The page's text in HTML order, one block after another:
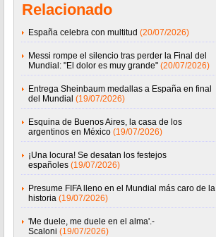
Relacionado
España celebra con multitud (20/07/2026)
Messi rompe el silencio tras perder la Final del
Mundial: "El dolor es muy grande" (20/07/2026)
Entrega Sheinbaum medallas a España en final
del Mundial (19/07/2026)
Esquina de Buenos Aires, la casa de los
argentinos en México (19/07/2026)
¡Una locura! Se desatan los festejos
españoles (19/07/2026)
Presume FIFA lleno en el Mundial más caro de la
historia (19/07/2026)
'Me duele, me duele en el alma'.-
Scaloni (19/07/2026)